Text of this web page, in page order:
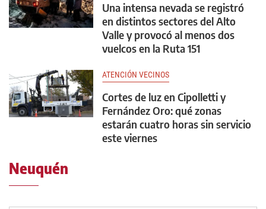
Una intensa nevada se registró
en distintos sectores del Alto
Valle y provocó al menos dos
vuelcos en la Ruta 151
ATENCIÓN VECINOS
Cortes de luz en Cipolletti y
Fernández Oro: qué zonas
estarán cuatro horas sin servicio
este viernes
Neuquén